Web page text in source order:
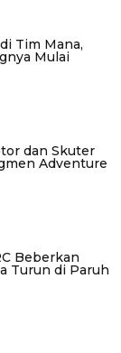
Tim Mana,
Mulai
dan Skuter
Adventure
Beberkan
Turun di Paruh